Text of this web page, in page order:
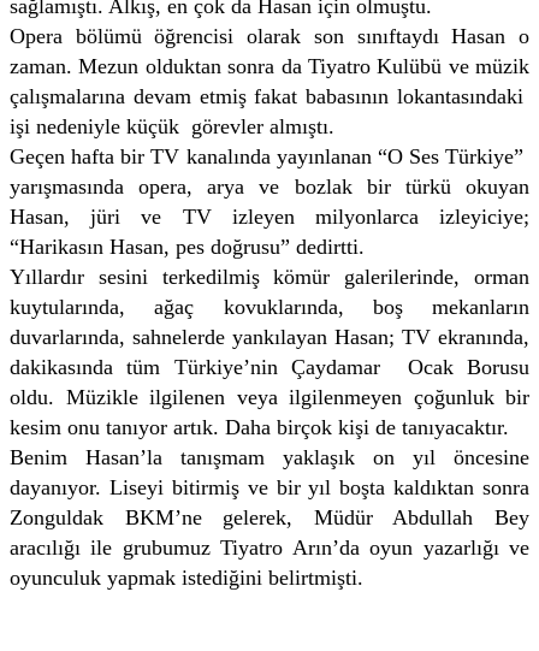
sağlamıştı. Alkış, en çok da Hasan için olmuştu.
Opera bölümü öğrencisi olarak son sınıftaydı Hasan o
zaman. Mezun olduktan sonra da Tiyatro Kulübü ve müzik
çalışmalarına devam etmiş fakat babasının lokantasındaki
işi nedeniyle küçük görevler almıştı.
Geçen hafta bir TV kanalında yayınlanan “O Ses Türkiye”
yarışmasında opera, arya ve bozlak bir türkü okuyan
Hasan, jüri ve TV izleyen milyonlarca izleyiciye;
“Harikasın Hasan, pes doğrusu” dedirtti.
Yıllardır sesini terkedilmiş kömür galerilerinde, orman
kuytularında, ağaç kovuklarında, boş mekanların
duvarlarında, sahnelerde yankılayan Hasan; TV ekranında,
dakikasında tüm Türkiye’nin Çaydamar Ocak Borusu
oldu. Müzikle ilgilenen veya ilgilenmeyen çoğunluk bir
kesim onu tanıyor artık. Daha birçok kişi de tanıyacaktır.
Benim Hasan’la tanışmam yaklaşık on yıl öncesine
dayanıyor. Liseyi bitirmiş ve bir yıl boşta kaldıktan sonra
Zonguldak BKM’ne gelerek, Müdür Abdullah Bey
aracılığı ile grubumuz Tiyatro Arın’da oyun yazarlığı ve
oyunculuk yapmak istediğini belirtmişti.